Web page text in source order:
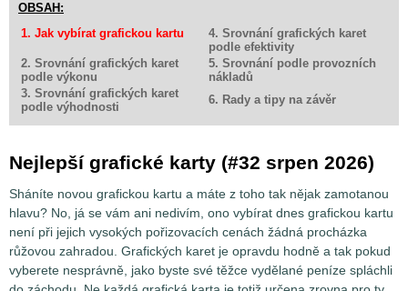
OBSAH:
1. Jak vybírat grafickou kartu
4. Srovnání grafických karet
podle efektivity
2. Srovnání grafických karet
podle výkonu
5. Srovnání podle provozních
nákladů
3. Srovnání grafických karet
podle výhodnosti
6. Rady a tipy na závěr
Nejlepší grafické karty (#32 srpen 2026)
Sháníte novou grafickou kartu a máte z toho tak nějak zamotanou
hlavu? No, já se vám ani nedivím, ono vybírat dnes grafickou kartu
není při jejich vysokých pořizovacích cenách žádná procházka
růžovou zahradou. Grafických karet je opravdu hodně a tak pokud
vyberete nesprávně, jako byste své těžce vydělané peníze spláchli